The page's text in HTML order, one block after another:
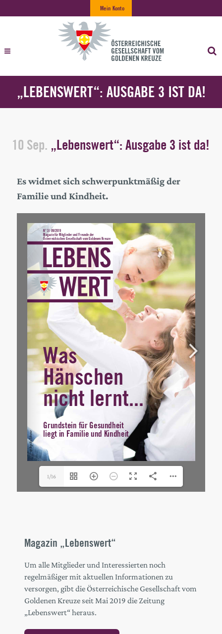
Mein Konto
„LEBENSWERT“: AUSGABE 3 IST DA!
10 Sep. „Lebenswert“: Ausgabe 3 ist da!
Es widmet sich schwerpunktmäßig der
Familie und Kindheit.
1/16
Magazin „Lebenswert“
Um alle Mitglieder und Interessierten noch
regelmäßiger mit aktuellen Informationen zu
versorgen, gibt die Österreichische Gesellschaft vom
Goldenen Kreuze seit Mai 2019 die Zeitung
„Lebenswert“ heraus.